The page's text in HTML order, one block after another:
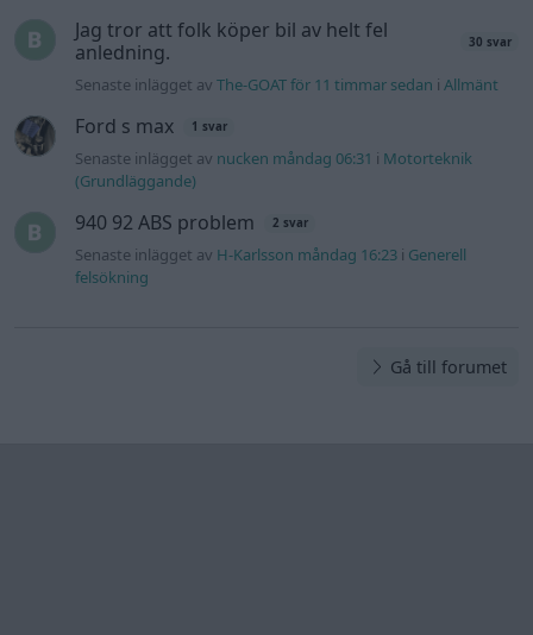
Jag tror att folk köper bil av helt fel
anledning.
30 svar
Senaste inlägget avThe-GOAT för 11 timmar sedan iAllmänt
Ford s max 1 svar
Senaste inlägget av nucken måndag 06:31 i Motorteknik
(Grundläggande)
940 92 ABS problem 2 svar
Senaste inlägget av H-Karlsson måndag 16:23 i Generell
felsökning
Gå till forumet